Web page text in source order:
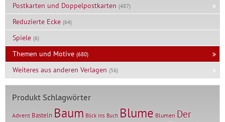
Postkarten und Doppelpostkarten (487)
Reduzierte Ecke (64)
Spiele (6)
Themen und Motive (680)
Weiteres aus anderen Verlagen (56)
Produkt Schlagwörter
Advent Basteln Baum Blick ins Buch Blume Blumen Der